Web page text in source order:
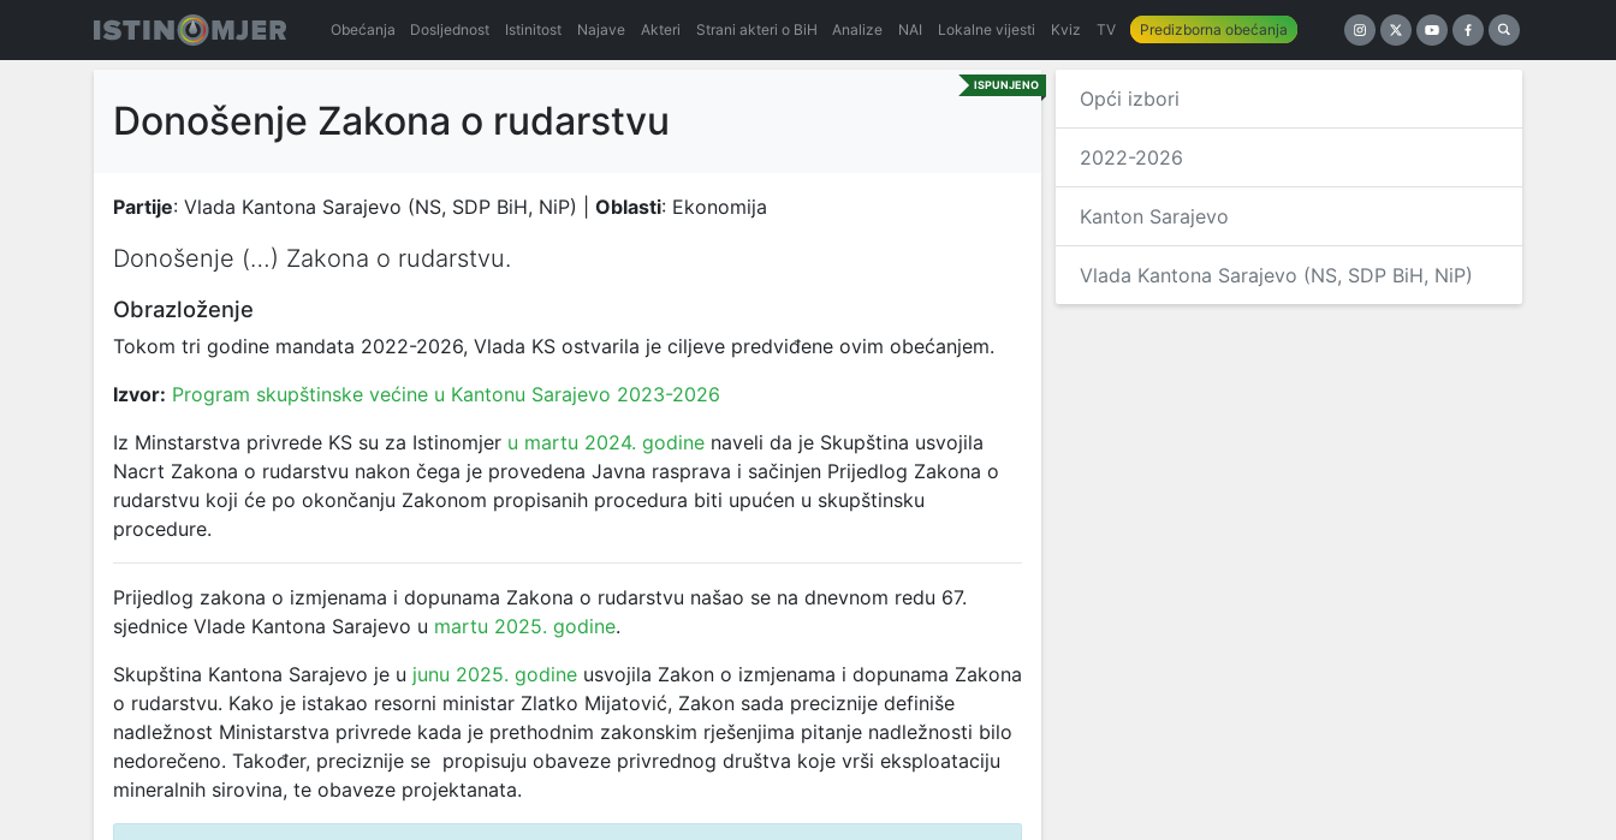
Obećanja Dosljednost Istinitost Najave Akteri Strani akteri o BiH Analize NAI Lokalne vijesti Kviz TV Predizborna obećanja
ISPUNJENO
Donošenje Zakona o rudarstvu
Partije: Vlada Kantona Sarajevo (NS, SDP BiH, NiP) | Oblasti: Ekonomija
Donošenje (…) Zakona o rudarstvu.
Obrazloženje
Tokom tri godine mandata 2022-2026, Vlada KS ostvarila je ciljeve predviđene ovim obećanjem.
Izvor: Program skupštinske većine u Kantonu Sarajevo 2023-2026
Iz Minstarstva privrede KS su za Istinomjer u martu 2024. godine naveli da je Skupština usvojila
Nacrt Zakona o rudarstvu nakon čega je provedena Javna rasprava i sačinjen Prijedlog Zakona o
rudarstvu koji će po okončanju Zakonom propisanih procedura biti upućen u skupštinsku
procedure.
Prijedlog zakona o izmjenama i dopunama Zakona o rudarstvu našao se na dnevnom redu 67.
sjednice Vlade Kantona Sarajevo u martu 2025. godine.
Skupština Kantona Sarajevo je u junu 2025. godine usvojila Zakon o izmjenama i dopunama Zakona
o rudarstvu. Kako je istakao resorni ministar Zlatko Mijatović, Zakon sada preciznije definiše
nadležnost Ministarstva privrede kada je prethodnim zakonskim rješenjima pitanje nadležnosti bilo
nedorečeno. Također, preciznije se propisuju obaveze privrednog društva koje vrši eksploataciju
mineralnih sirovina, te obaveze projektanata.
Opći izbori
2022-2026
Kanton Sarajevo
Vlada Kantona Sarajevo (NS, SDP BiH, NiP)